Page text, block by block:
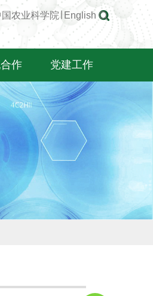
国农业科学院 English
作 党建工作